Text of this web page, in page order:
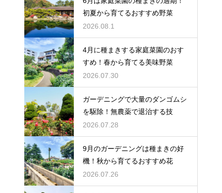
初夏から育てるおすすめ野菜
2026.08.1
4月に種まきする家庭菜園のおす
すめ！春から育てる美味野菜
2026.07.30
ガーデニングで大量のダンゴムシ
を駆除！無農薬で退治する技
2026.07.28
9月のガーデニングは種まきの好
機！秋から育てるおすすめ花
2026.07.26